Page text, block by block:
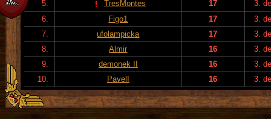
5.
TresMontes 17
3.
6.
Figo1 17
3.
7.
ufolampicka 17
3.
8.
Almir 16
3.
9.
demonek II 16
3.
10.
PavelI 16 3.